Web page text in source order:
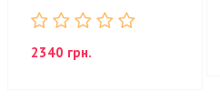
2340 грн.